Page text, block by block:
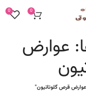
0
0
عوارض
قرص گلوتاتیون"